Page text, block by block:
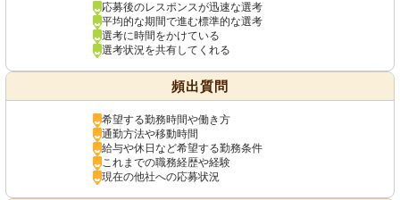
応募後のレスポンスが迅速な選考
平均的な期間で進む標準的な選考
選考に時間をかけている
選考状況を共有してくれる
頻出質問
希望する勤務時間や働き方
通勤方法や移動時間
給与や休日など希望する勤務条件
これまでの職務経歴や経験
現在の他社への応募状況